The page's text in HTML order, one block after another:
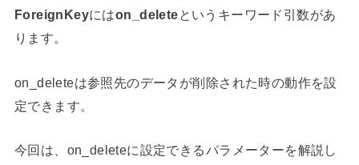
ForeignKeyにはon_deleteというキーワード引数があ
ります。
on_deleteは参照先のデータが削除された時の動作を設
定できます。
今回は、on_deleteに設定できるパラメーターを解説し